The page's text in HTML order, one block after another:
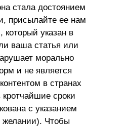
стала достоянием
присылайте ее нам
который указан в
ваша статья или
морально
и не является
в странах
сроки
с указанием
желании). Чтобы